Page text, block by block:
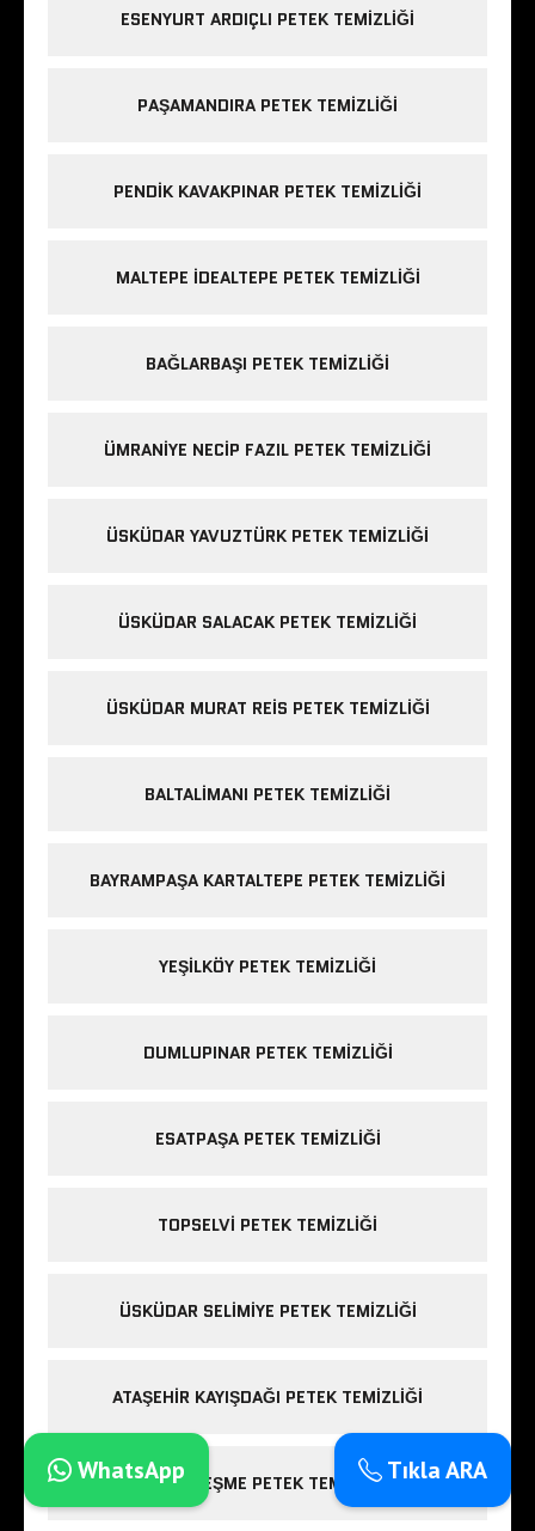
ESENYURT ARDIÇLI PETEK TEMIZLIĞI
PAŞAMANDIRA PETEK TEMIZLIĞI
PENDIK KAVAKPINAR PETEK TEMIZLIĞI
MALTEPE IDEALTEPE PETEK TEMIZLIĞI
BAĞLARBAŞI PETEK TEMIZLIĞI
ÜMRANIYE NECIP FAZIL PETEK TEMIZLIĞI
ÜSKÜDAR YAVUZTÜRK PETEK TEMIZLIĞI
ÜSKÜDAR SALACAK PETEK TEMIZLIĞI
ÜSKÜDAR MURAT REIS PETEK TEMIZLIĞI
BALTALIMANI PETEK TEMIZLIĞI
BAYRAMPAŞA KARTALTEPE PETEK TEMIZLIĞI
YEŞILKÖY PETEK TEMIZLIĞI
DUMLUPINAR PETEK TEMIZLIĞI
ESATPAŞA PETEK TEMIZLIĞI
TOPSELVI PETEK TEMIZLIĞI
ÜSKÜDAR SELIMIYE PETEK TEMIZLIĞI
ATAŞEHIR KAYIŞDAĞI PETEK TEMIZLIĞI
ALTAYÇEŞME PETEK TEMIZLIĞI Tıkla ARA
WhatsApp